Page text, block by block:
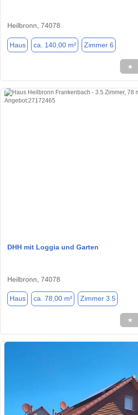
Heilbronn, 74078
Haus ca. 140,00 m² Zimmer 6
★
DHH mit Loggia und Garten
Heilbronn, 74078
Haus ca. 78,00 m² Zimmer 3.5
★